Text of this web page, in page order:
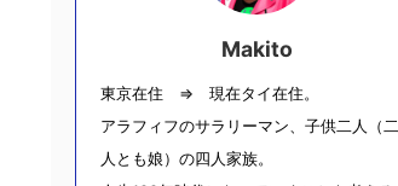
Makito
東京在住 ⇒ 現在タイ在住。
アラフィフのサラリーマン、子供二人（二
人とも娘）の四人家族。